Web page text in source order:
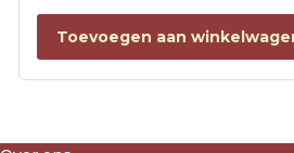
Toevoegen aan